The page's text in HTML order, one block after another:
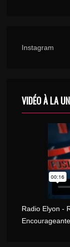
Instagram
VIDÉO À LA
Radio Elyon -
Encourageante